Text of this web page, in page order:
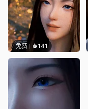
免费 141